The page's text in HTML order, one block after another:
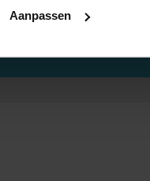
Aanpassen